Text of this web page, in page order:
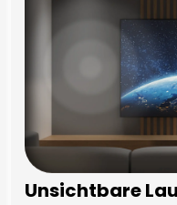
Unsichtbare